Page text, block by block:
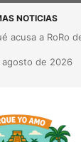
NOTICIAS
acusa a RoRo
las redes
de 2026